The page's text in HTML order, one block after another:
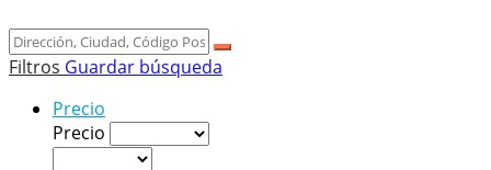
Filtros Guardar búsqueda
Precio
Precio